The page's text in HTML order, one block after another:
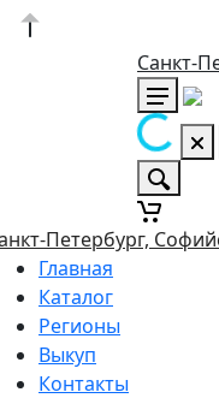
Санкт-
Петербург,
Главная
Каталог
Регионы
Выкуп
Контакты